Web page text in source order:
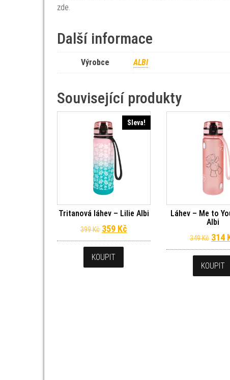
zde.
Další informace
Výrobce ALBI
Související produkty
Sleva!
Tritanová láhev – Lilie Albi
399Kč Původní cena byla: 399 Kč.
359 KčAktuální cena je: 359 Kč.
KOUPIT
Láhev – Me to
Albi
349Kč 314
KOUPIT